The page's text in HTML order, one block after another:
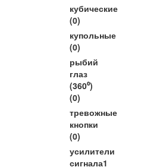
кубические
(0)
купольные
(0)
рыбий
глаз
(360⁰)
(0)
тревожные
кнопки
(0)
усилители
сигнала1